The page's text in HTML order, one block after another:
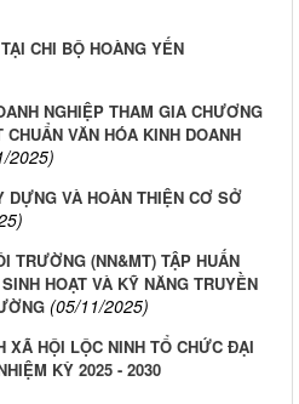
CHI BỘ HOÀNG YẾN
NGHIỆP THAM GIA CHƯƠNG
VĂN HÓA KINH DOANH
2025)
DỰNG VÀ HOÀN THIỆN CƠ SỞ
TRƯỜNG (NN&MT) TẬP HUẤN
HOẠT VÀ KỸ NĂNG TRUYỀN
(05/11/2025)
XÃ HỘI LỘC NINH TỔ CHỨC ĐẠI
KỲ 2025 - 2030